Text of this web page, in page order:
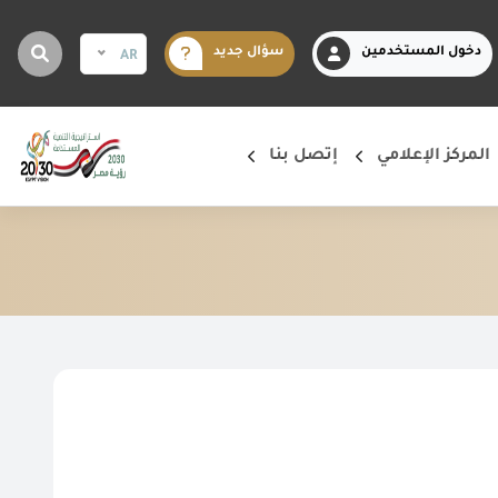
دخول المستخدمين سؤال جديد AR
المركز الإعلامي إتصل بنا